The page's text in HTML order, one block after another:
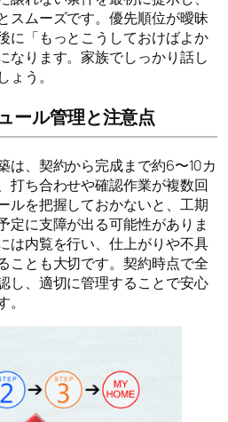
スムーズです。優先順位が曖昧
に「もっとこうしておけばよか
なります。家族でしっかり話し
う。
ール管理と注意点
は、契約から完成まで約6〜10カ
打ち合わせや確認作業が複数回
ルを把握しておかないと、工期
定に支障が出る可能性がありま
は内覧を行い、仕上がりや不具
ことも大切です。契約時点で全
し、適切に管理することで安心